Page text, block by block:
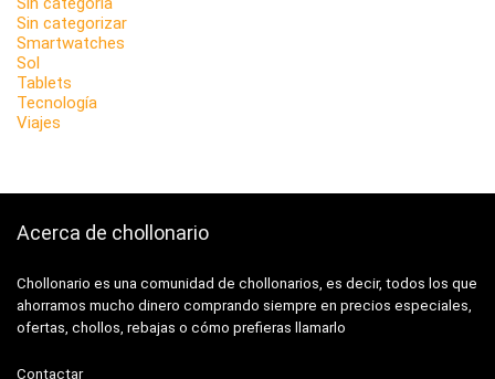
Sin categorizar
Smartwatches
Sol
Tablets
Tecnología
Viajes
Acerca de chollonario
Chollonario es una comunidad de chollonarios, es decir, todos los que
ahorramos mucho dinero comprando siempre en precios especiales,
ofertas, chollos, rebajas o cómo prefieras llamarlo
Contactar